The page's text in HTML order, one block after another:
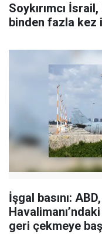
Soykırımcı
binden fazla kez
İşgal basını:
geri çekmeye